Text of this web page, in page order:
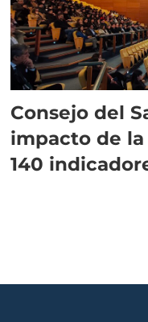
Consejo del
impacto de
140